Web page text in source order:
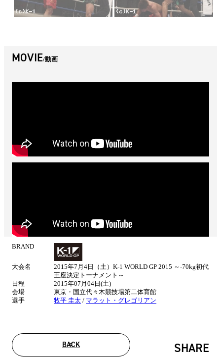
MOVIE 動画
BRAND
大会名
2015年7月4日（土）K-1 WORLD GP 2015 ～-70kg初代
王座決定トーナメント～
日程
2015年07月04日(土)
会場
東京・国立代々木競技場第二体育館
選手
牧平 圭太 / マラット・グレゴリアン
BACK SHARE